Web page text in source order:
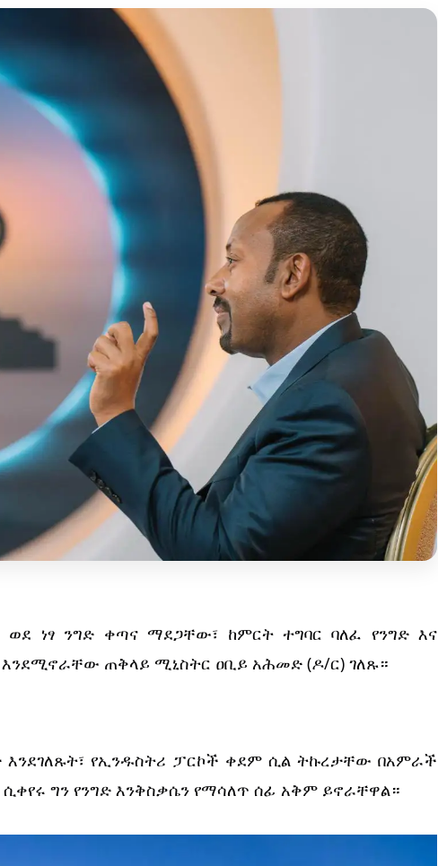
ነፃ ንግድ ቀጣና ማደጋቸው፣ ከምርት ተግባር ባለፈ የንግድ እና
ጠቅላይ ሚኒስትር ዐቢይ አሕመድ (ዶ/ር) ገለጹ።
የኢንዱስትሪ ፓርኮች ቀደም ሲል ትኩረታቸው በአምራች
ሲቀየሩ ግን የንግድ እንቅስቃሴን የማሳለጥ ሰፊ አቅም ይኖራቸዋል።